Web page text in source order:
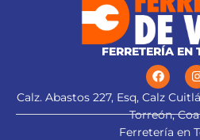
FERRETERÍA EN
Calz. Abastos 227, Esq, Calz
Torreón,
Ferretería en